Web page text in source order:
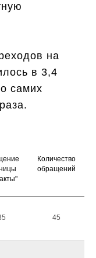
на
в 3,4
самих
Количество
обращений
45